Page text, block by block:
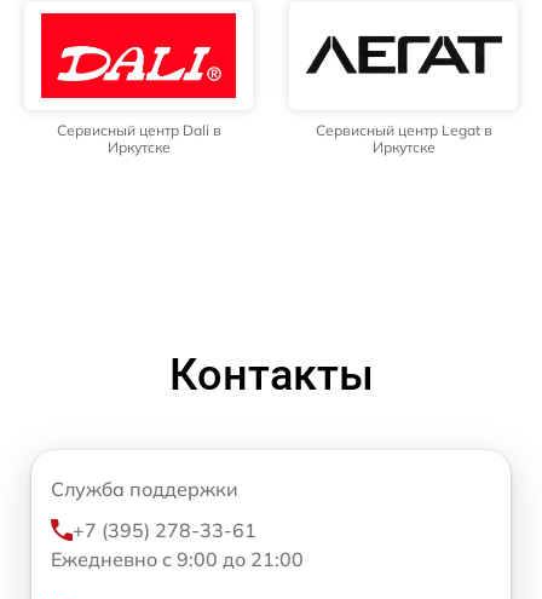
Сервисный центр Dali в
Иркутске
Сервисный центр Legat в
Иркутске
Контакты
Служба поддержки
+7 (395) 278-33-61
Ежедневно с 9:00 до 21:00